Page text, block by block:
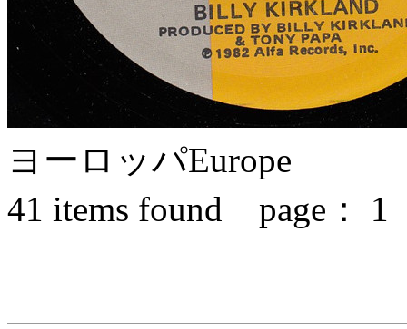
ヨーロッパEurope
41 items found page： 1